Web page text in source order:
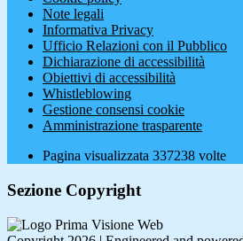
Note legali
Informativa Privacy
Ufficio Relazioni con il Pubblico
Dichiarazione di accessibilità
Obiettivi di accessibilità
Whistleblowing
Gestione consensi cookie
Amministrazione trasparente
Pagina visualizzata 337238 volte
Sezione Copyright